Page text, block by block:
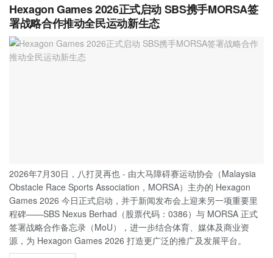
Hexagon Games 2026正式启动 SBS携手MORSA签
署战略合作推动全民运动新生态
2026年7月30日，八打灵再也 - 由大马障碍赛运动协会（Malaysia
Obstacle Race Sports Association，MORSA）主办的 Hexagon
Games 2026 今日正式启动，并于新闻发布会上迎来另一项重要里
程碑——SBS Nexus Berhad（股票代码：0386）与 MORSA 正式
签署战略合作备忘录（MoU），进一步结合体育、媒体及商业资
源，为 Hexagon Games 2026 打造更广泛的推广及发展平台。